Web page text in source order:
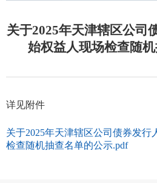
关于2025年天津辖区公司
始权益人现场检查随
详见附件
关于2025年天津辖区公司债券发行
检查随机抽查名单的公示.pdf